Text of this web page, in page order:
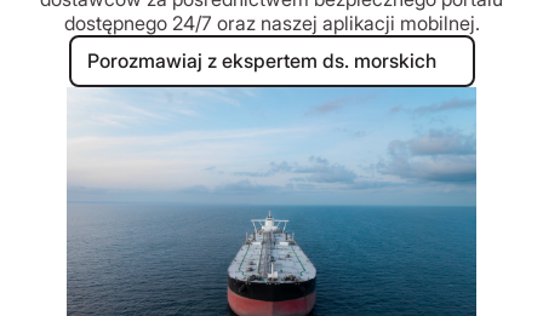
dostępnego 24/7 oraz naszej aplikacji mobilnej.
Porozmawiaj z ekspertem ds.
Porozmawiaj z ekspertem ds. morskich